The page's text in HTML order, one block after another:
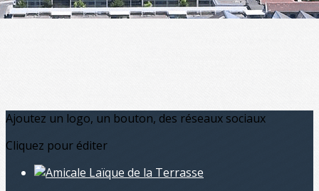
Ajoutez un logo, un bouton, des réseaux sociaux
Cliquez pour éditer